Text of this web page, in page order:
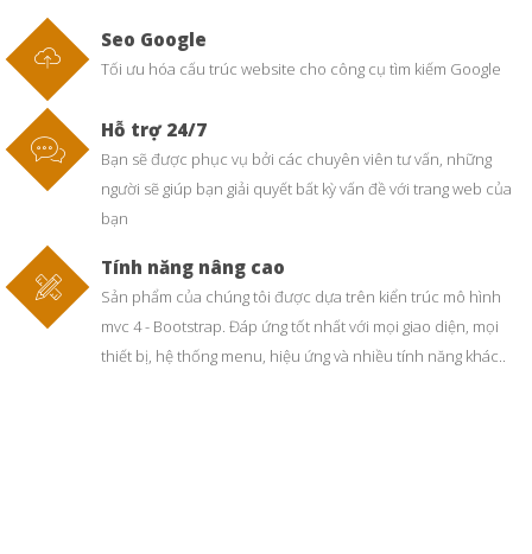
Seo Google
Tối ưu hóa cấu trúc website cho công cụ tìm kiếm Google
Hỗ trợ 24/7
Bạn sẽ được phục vụ bởi các chuyên viên tư vấn, những
người sẽ giúp bạn giải quyết bất kỳ vấn đề với trang web của
bạn
Tính năng nâng cao
Sản phẩm của chúng tôi được dựa trên kiển trúc mô hình
mvc 4 - Bootstrap. Đáp ứng tốt nhất với mọi giao diện, mọi
thiết bị, hệ thống menu, hiệu ứng và nhiều tính năng khác..